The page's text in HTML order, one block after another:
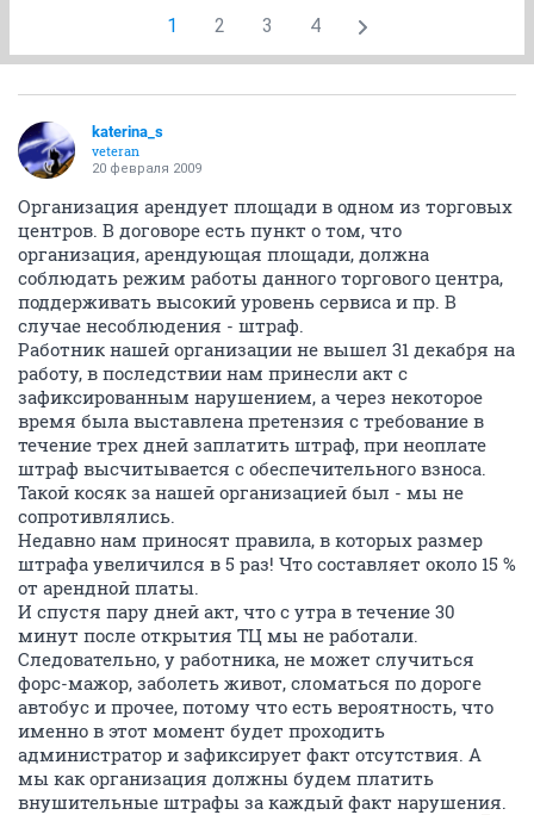
1 2 3 4
katerina_s
veteran
20 февраля 2009
Организация арендует площади в одном из торговых
центров. В договоре есть пункт о том, что
организация, арендующая площади, должна
соблюдать режим работы данного торгового центра,
поддерживать высокий уровень сервиса и пр. В
случае несоблюдения - штраф.
Работник нашей организации не вышел 31 декабря на
работу, в последствии нам принесли акт с
зафиксированным нарушением, а через некоторое
время была выставлена претензия с требование в
течение трех дней заплатить штраф, при неоплате
штраф высчитывается с обеспечительного взноса.
Такой косяк за нашей организацией был - мы не
сопротивлялись.
Недавно нам приносят правила, в которых размер
штрафа увеличился в 5 раз! Что составляет около 15 %
от арендной платы.
И спустя пару дней акт, что с утра в течение 30
минут после открытия ТЦ мы не работали.
Следовательно, у работника, не может случиться
форс-мажор, заболеть живот, сломаться по дороге
автобус и прочее, потому что есть вероятность, что
именно в этот момент будет проходить
администратор и зафиксирует факт отсутствия. А
мы как организация должны будем платить
внушительные штрафы за каждый факт нарушения.